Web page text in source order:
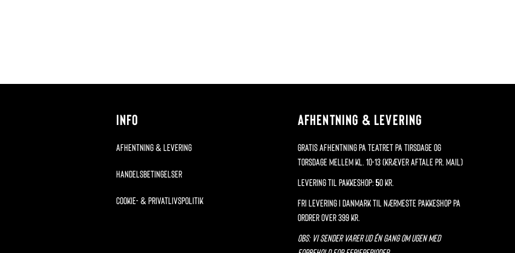
INFO
AFHENTNING & LEVERING
HANDELSBETINGELSER
Cookie- & privatlivspolitik
AFHENTNING & LEVERING
Gratis afhentning på teatret på tirsdage og
torsdage mellem kl. 10-13(Kræver aftale pr. mail)
Levering til pakkeshop: 50 kr.
Fri levering i Danmark til nærmeste pakkeshop på
ordrer over 399 kr.
OBS: Vi sender varer ud én gang om ugen med